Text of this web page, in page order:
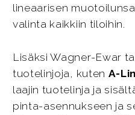
lineaarisen
valinta kaikkiin tiloihin.
Lisäksi Wagner-Ewar
tuotelinjoja, kuten A-
laajin tuotelinja ja
pinta-asennukseen ja